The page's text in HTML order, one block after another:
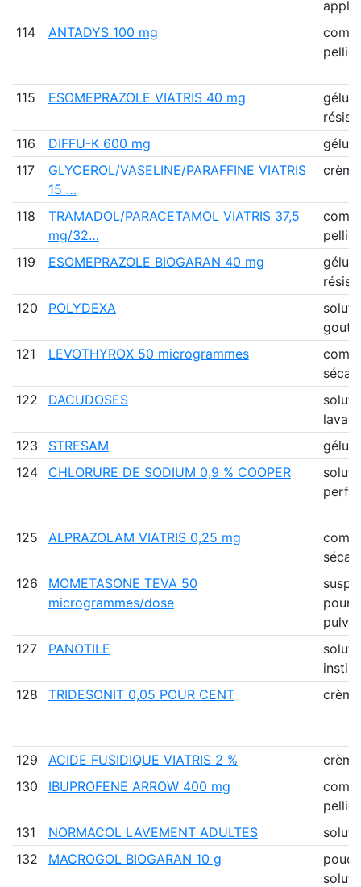
114
ANTADYS 100 mg
115 ESOMEPRAZOLE VIATRIS 40 mg
116
DIFFU-K 600 mg
gélule
117
GLYCEROL/VASELINE/PARAFFINE VIATRIS
15 …
crème
118
TRAMADOL/PARACETAMOL VIATRIS 37,5
mg/32…
119
ESOMEPRAZOLE BIOGARAN 40 mg
120
POLYDEXA
121
LEVOTHYROX 50 microgrammes
122
DACUDOSES
123
STRESAM
gélule
124
CHLORURE DE SODIUM 0,9 % COOPER
125 ALPRAZOLAM VIATRIS 0,25 mg
126
MOMETASONE TEVA 50
microgrammes/dose
pour
127
PANOTILE
128
TRIDESONIT 0,05 POUR CENT crème
129 ACIDE FUSIDIQUE VIATRIS 2 %
crème
130
IBUPROFENE ARROW 400 mg
131
NORMACOL LAVEMENT ADULTES
132
MACROGOL BIOGARAN 10 g